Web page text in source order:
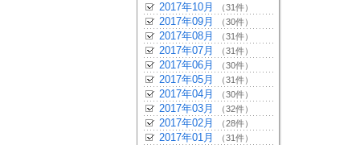
2017年10月 （31件）
2017年09月 （30件）
2017年08月 （31件）
2017年07月 （31件）
2017年06月 （30件）
2017年05月 （31件）
2017年04月 （30件）
2017年03月 （32件）
2017年02月 （28件）
2017年01月 （31件）